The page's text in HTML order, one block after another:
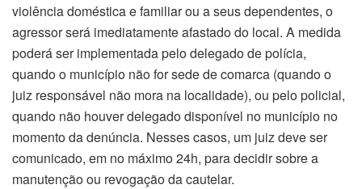
violência doméstica e familiar ou a seus dependentes, o
agressor será imediatamente afastado​ do local. A medida
poderá ser implementada pelo delegado de polícia,
quando o município não for sede de comarca​ (quando o
juiz responsável não mora na localidade), ou pelo policial,
quando não houver delegado disponível no município no
momento da denúncia. Nesses casos, um juiz deve ser
comunicado, em no máximo 24h, para decidir sobre a
manutenção ou revogação da cautelar.